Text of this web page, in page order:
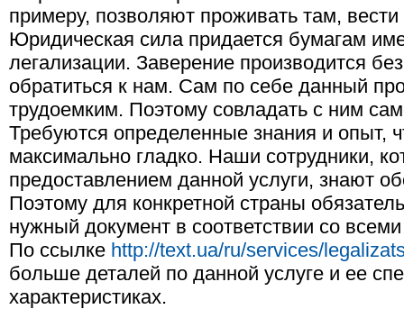
примеру, позволяют проживать там,
Юридическая сила придается бумагам
легализации. Заверение производится
обратиться к нам. Сам по себе данный
трудоемким. Поэтому совладать с ним
Требуются определенные знания и опыт,
максимально гладко. Наши сотрудники,
предоставлением данной услуги, знают
Поэтому для конкретной страны
нужный документ в соответствии со
По ссылке http://text.ua/ru/services/
больше деталей по данной услуге и ее
характеристиках.